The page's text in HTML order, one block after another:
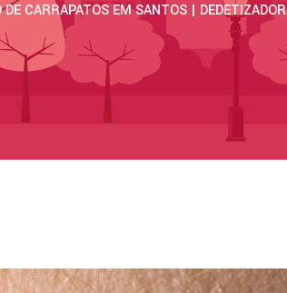
DE CARRAPATOS EM SANTOS |